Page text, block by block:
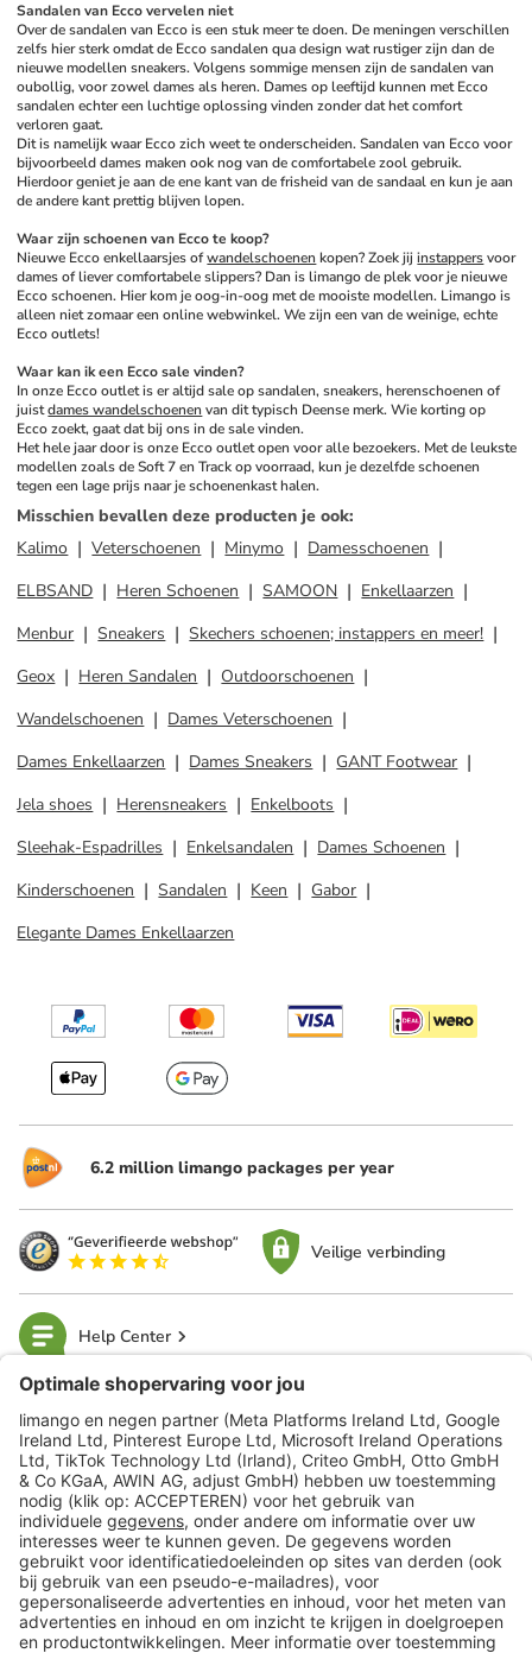
Sandalen van Ecco vervelen niet
Over de sandalen van Ecco is een stuk meer te doen. De meningen verschillen
zelfs hier sterk omdat de Ecco sandalen qua design wat rustiger zijn dan de
nieuwe modellen sneakers. Volgens sommige mensen zijn de sandalen van
oubollig, voor zowel dames als heren. Dames op leeftijd kunnen met Ecco
sandalen echter een luchtige oplossing vinden zonder dat het comfort
verloren gaat.
Dit is namelijk waar Ecco zich weet te onderscheiden. Sandalen van Ecco voor
bijvoorbeeld dames maken ook nog van de comfortabele zool gebruik.
Hierdoor geniet je aan de ene kant van de frisheid van de sandaal en kun je aan
de andere kant prettig blijven lopen.
Waar zijn schoenen van Ecco te koop?
Nieuwe Ecco enkellaarsjes of wandelschoenen kopen? Zoek jij instappers voor
dames of liever comfortabele slippers? Dan is limango de plek voor je nieuwe
Ecco schoenen. Hier kom je oog-in-oog met de mooiste modellen. Limango is
alleen niet zomaar een online webwinkel. We zijn een van de weinige, echte
Ecco outlets!
Waar kan ik een Ecco sale vinden?
In onze Ecco outlet is er altijd sale op sandalen, sneakers, herenschoenen of
juist dames wandelschoenen van dit typisch Deense merk. Wie korting op
Ecco zoekt, gaat dat bij ons in de sale vinden.
Het hele jaar door is onze Ecco outlet open voor alle bezoekers. Met de leukste
modellen zoals de Soft 7 en Track op voorraad, kun je dezelfde schoenen
tegen een lage prijs naar je schoenenkast halen.
Misschien bevallen deze producten je ook:
Kalimo
Veterschoenen Minymo
Damesschoenen
ELBSAND
Heren Schoenen SAMOON
Enkellaarzen
Menbur
Sneakers
Skechers schoenen; instappers en meer!
Geox
Heren Sandalen
Outdoorschoenen
Wandelschoenen
Dames Veterschoenen
Dames Enkellaarzen
Dames Sneakers
GANT Footwear
Jela shoes
Herensneakers
Enkelboots
Sleehak-Espadrilles
Enkelsandalen
Dames Schoenen
Kinderschoenen
Sandalen Keen
Gabor
Elegante Dames Enkellaarzen
6.2 million limango packages per year
Veilige verbinding
Help Center
limango
Veilig winkelen
Klantenservice
Shop
Acties